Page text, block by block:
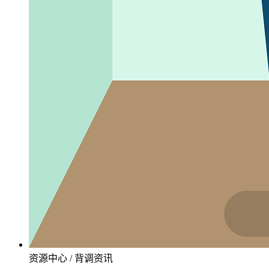
资源中心 / 背调资讯